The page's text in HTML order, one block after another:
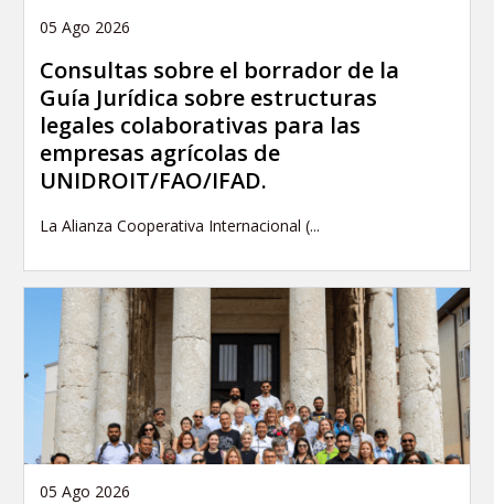
05 Ago 2026
Consultas sobre el borrador de la
Guía Jurídica sobre estructuras
legales colaborativas para las
empresas agrícolas de
UNIDROIT/FAO/IFAD.
La Alianza Cooperativa Internacional (...
05 Ago 2026